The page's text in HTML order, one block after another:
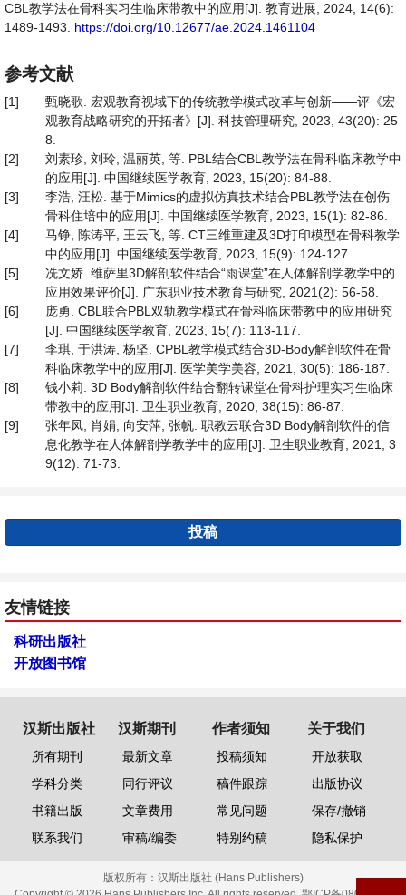
CBL教学法在骨科实习生临床带教中的应用[J]. 教育进展, 2024, 14(6):
1489-1493. https://doi.org/10.12677/ae.2024.1461104
参考文献
[1]
甄晓歌. 宏观教育视域下的传统教学模式改革与创新——评《宏
观教育战略研究的开拓者》[J]. 科技管理研究, 2023, 43(20): 25
8.
[2]
刘素珍, 刘玲, 温丽英, 等. PBL结合CBL教学法在骨科临床教学中
的应用[J]. 中国继续医学教育, 2023, 15(20): 84-88.
[3]
李浩, 汪松. 基于Mimics的虚拟仿真技术结合PBL教学法在创伤
骨科住培中的应用[J]. 中国继续医学教育, 2023, 15(1): 82-86.
[4]
马铮, 陈涛平, 王云飞, 等. CT三维重建及3D打印模型在骨科教学
中的应用[J]. 中国继续医学教育, 2023, 15(9): 124-127.
[5]
冼文娇. 维萨里3D解剖软件结合“雨课堂”在人体解剖学教学中的
应用效果评价[J]. 广东职业技术教育与研究, 2021(2): 56-58.
[6]
庞勇. CBL联合PBL双轨教学模式在骨科临床带教中的应用研究
[J]. 中国继续医学教育, 2023, 15(7): 113-117.
[7]
李琪, 于洪涛, 杨坚. CPBL教学模式结合3D-Body解剖软件在骨
科临床教学中的应用[J]. 医学美学美容, 2021, 30(5): 186-187.
[8]
钱小莉. 3D Body解剖软件结合翻转课堂在骨科护理实习生临床
带教中的应用[J]. 卫生职业教育, 2020, 38(15): 86-87.
[9]
张年凤, 肖娟, 向安萍, 张帆. 职教云联合3D Body解剖软件的信
息化教学在人体解剖学教学中的应用[J]. 卫生职业教育, 2021, 3
9(12): 71-73.
投稿
友情链接
科研出版社
开放图书馆
汉斯出版社
所有期刊
学科分类
书籍出版
联系我们
汉斯期刊
最新文章
同行评议
文章费用
审稿/编委
作者须知
投稿须知
稿件跟踪
常见问题
特别约稿
关于我们
开放获取
出版协议
保存/撤销
隐私保护
版权所有： 汉斯出版社 (Hans Publishers)